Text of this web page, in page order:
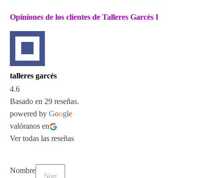
Opiniones de los clientes de Talleres Garcés I
talleres garcés
4.6
Basado en 29 reseñas.
powered by Google
valóranos en
Ver todas las reseñas
Nombre